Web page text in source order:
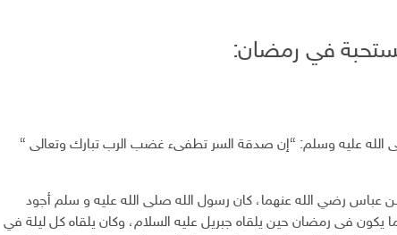
في رمضان:
الله عليه وسلم: “إن صدقة السر تطفىء غضب الرب تبارك وتعالى }
عباس رضي الله عنهما، كان رسول الله صلى الله عليه و سلم أجود
يكون فى رمضان حين يلقاه جبريل عليه السلام، وكان يلقاه كل ليلة في